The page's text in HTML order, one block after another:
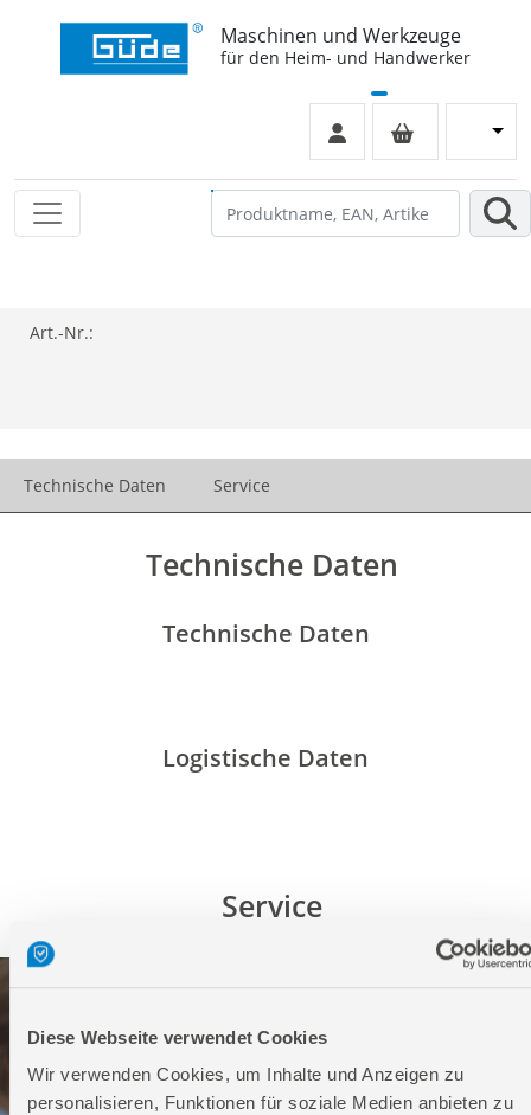
Diese Webseite verwendet Cookies
Wir verwenden Cookies, um Inhalte und Anzeigen zu
personalisieren, Funktionen für soziale Medien anbieten zu
Maschinen und Werkzeuge
für den Heim- und Handwerker
Art.-Nr.:
Technische Daten Service
Technische Daten
Technische Daten
Logistische Daten
Service